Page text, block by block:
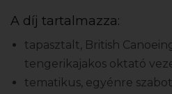
A díj tartalmazza:
tapasztalt, British
tengerikajakos oktató
tematikus, egyénre